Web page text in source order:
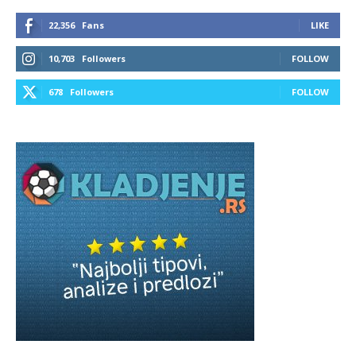
22,356 Fans LIKE
10,703 Followers FOLLOW
678 Followers FOLLOW